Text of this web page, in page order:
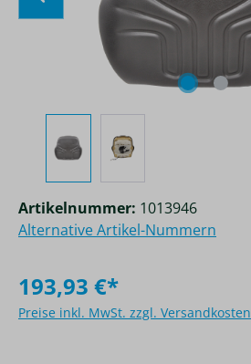
193,93 €*
Preise inkl. MwSt. zzgl. Versandkosten
Artikelnummer: 1013946
Alternative Artikel-Nummern